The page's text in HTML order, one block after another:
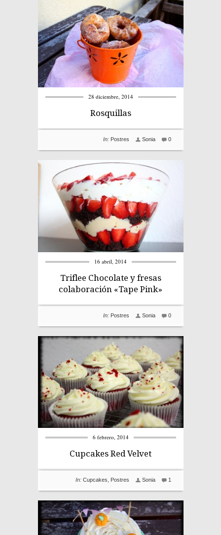
28 diciembre, 2014
Rosquillas
0
Sonia
In: Postres
16 abril, 2014
Triflee Chocolate y fresas
colaboración «Tape Pink»
0
Sonia
In: Postres
6 febrero, 2014
Cupcakes Red Velvet
1
Sonia
In: Cupcakes Postres